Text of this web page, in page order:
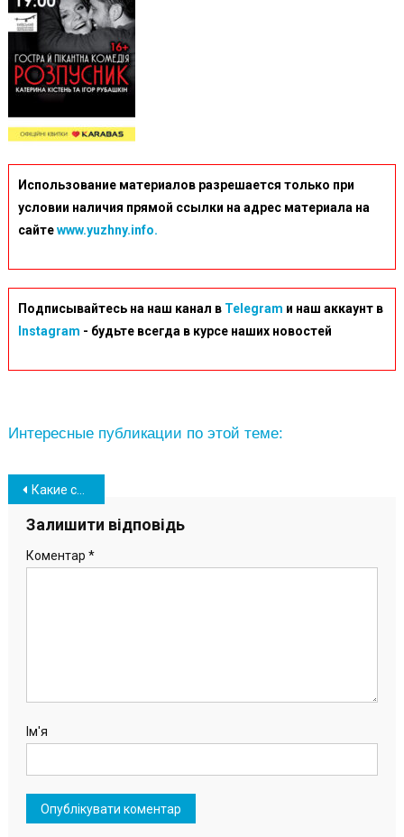
Использование материалов разрешается только при
условии наличия прямой ссылки на адрес материала на
сайтеwww.yuzhny.info.
Подписывайтесь на наш канал в Telegram и наш аккаунт в
Instagram - будьте всегда в курсе наших новостей
Интересные публикации по этой теме:
Навігація
записів
Какие спектакли ждать в Южном после ослабления карантина: афиша мероприятий
Залишити відповідь
Коментар *
Ім'я